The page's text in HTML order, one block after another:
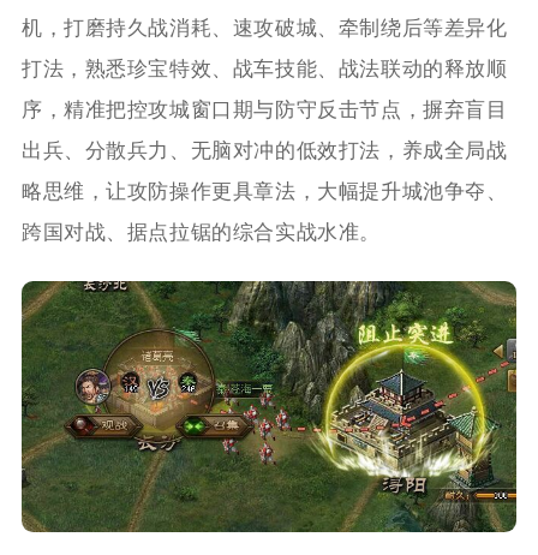
机，打磨持久战消耗、速攻破城、牵制绕后等差异化
打法，熟悉珍宝特效、战车技能、战法联动的释放顺
序，精准把控攻城窗口期与防守反击节点，摒弃盲目
出兵、分散兵力、无脑对冲的低效打法，养成全局战
略思维，让攻防操作更具章法，大幅提升城池争夺、
跨国对战、据点拉锯的综合实战水准。